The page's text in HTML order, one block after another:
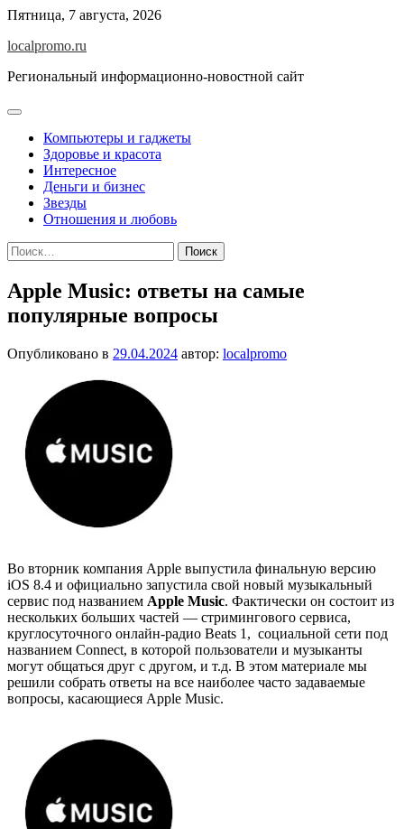
Перейти
содержимому
Пятница, 7 августа, 2026
localpromo.ru
Региональный информационно-новостной сайт
Компьютеры и гаджеты
Здоровье и красота
Интересное
Деньги и бизнес
Звезды
Отношения и любовь
Найти:
Apple Music: ответы на самые
популярные вопросы
Опубликовано в 29.04.2024 автор: localpromo
Во вторник компания Apple выпустила финальную версию
iOS 8.4 и официально запустила свой новый музыкальный
сервис под названием Apple Music. Фактически он состоит из
нескольких больших частей — стримингового сервиса,
круглосуточного онлайн-радио Beats 1, социальной сети под
названием Connect, в которой пользователи и музыканты
могут общаться друг с другом, и т.д. В этом материале мы
решили собрать ответы на все наиболее часто задаваемые
вопросы, касающиеся Apple Music.